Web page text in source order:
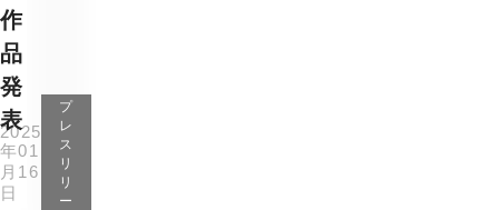
作
品
発
表
2025
年01
月16
日
プ
レ
ス
リ
リ
ー